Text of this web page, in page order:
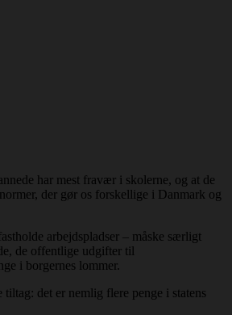
har mest fravær i skolerne, og at de
der gør os forskellige i Danmark og
arbejdspladser – måske særligt
de offentlige udgifter til
i borgernes lommer.
det er nemlig flere penge i statens